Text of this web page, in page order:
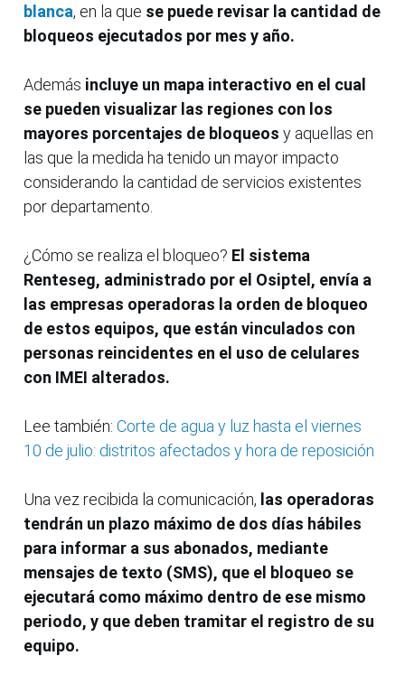
blanca, en la que se puede revisar la cantidad de
bloqueos ejecutados por mes y año.
Además incluye un mapa interactivo en el cual
se pueden visualizar las regiones con los
mayores porcentajes de bloqueos y aquellas en
las que la medida ha tenido un mayor impacto
considerando la cantidad de servicios existentes
por departamento.
¿Cómo se realiza el bloqueo? El sistema
Renteseg, administrado por el Osiptel, envía a
las empresas operadoras la orden de bloqueo
de estos equipos, que están vinculados con
personas reincidentes en el uso de celulares
con IMEI alterados.
Lee también: Corte de agua y luz hasta el viernes
10 de julio: distritos afectados y hora de reposición
Una vez recibida la comunicación, las operadoras
tendrán un plazo máximo de dos días hábiles
para informar a sus abonados, mediante
mensajes de texto (SMS), que el bloqueo se
ejecutará como máximo dentro de ese mismo
periodo, y que deben tramitar el registro de su
equipo.